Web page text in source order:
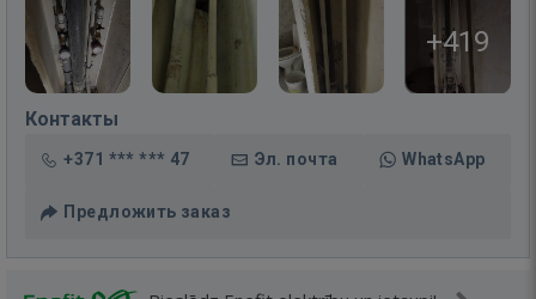
+419
Контакты
+371 *** *** 47 Эл. почта WhatsApp
Предложить заказ